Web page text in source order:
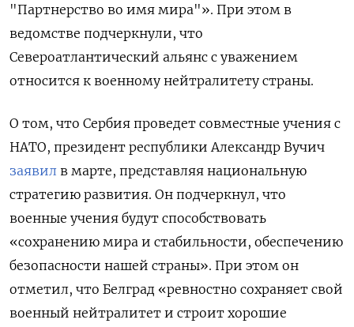
"Партнерство во имя мира"». При этом в
ведомстве подчеркнули, что
Североатлантический альянс с уважением
относится к военному нейтралитету страны.
О том, что Сербия проведет совместные учения с
НАТО, президент республики Александр Вучич
заявил в марте, представляя национальную
стратегию развития. Он подчеркнул, что
военные учения будут способствовать
«сохранению мира и стабильности, обеспечению
безопасности нашей страны». При этом он
отметил, что Белград «ревностно сохраняет свой
военный нейтралитет и строит хорошие